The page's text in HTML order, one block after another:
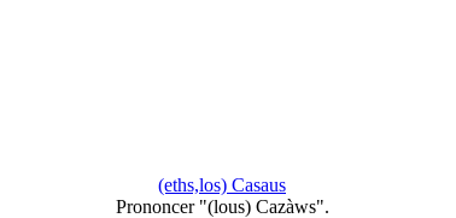
(eths,los) Casaus
Prononcer "(lous) Cazàws".